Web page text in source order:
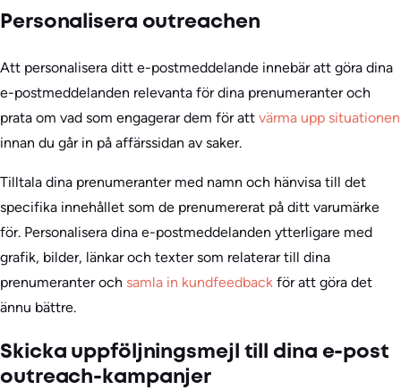
Personalisera outreachen
Att personalisera ditt e-postmeddelande innebär att göra dina
e-postmeddelanden relevanta för dina prenumeranter och
prata om vad som engagerar dem för att värma upp situationen
innan du går in på affärssidan av saker.
Tilltala dina prenumeranter med namn och hänvisa till det
specifika innehållet som de prenumererat på ditt varumärke
för. Personalisera dina e-postmeddelanden ytterligare med
grafik, bilder, länkar och texter som relaterar till dina
prenumeranter och samla in kundfeedback för att göra det
ännu bättre.
Skicka uppföljningsmejl till dina e-post
outreach-kampanjer